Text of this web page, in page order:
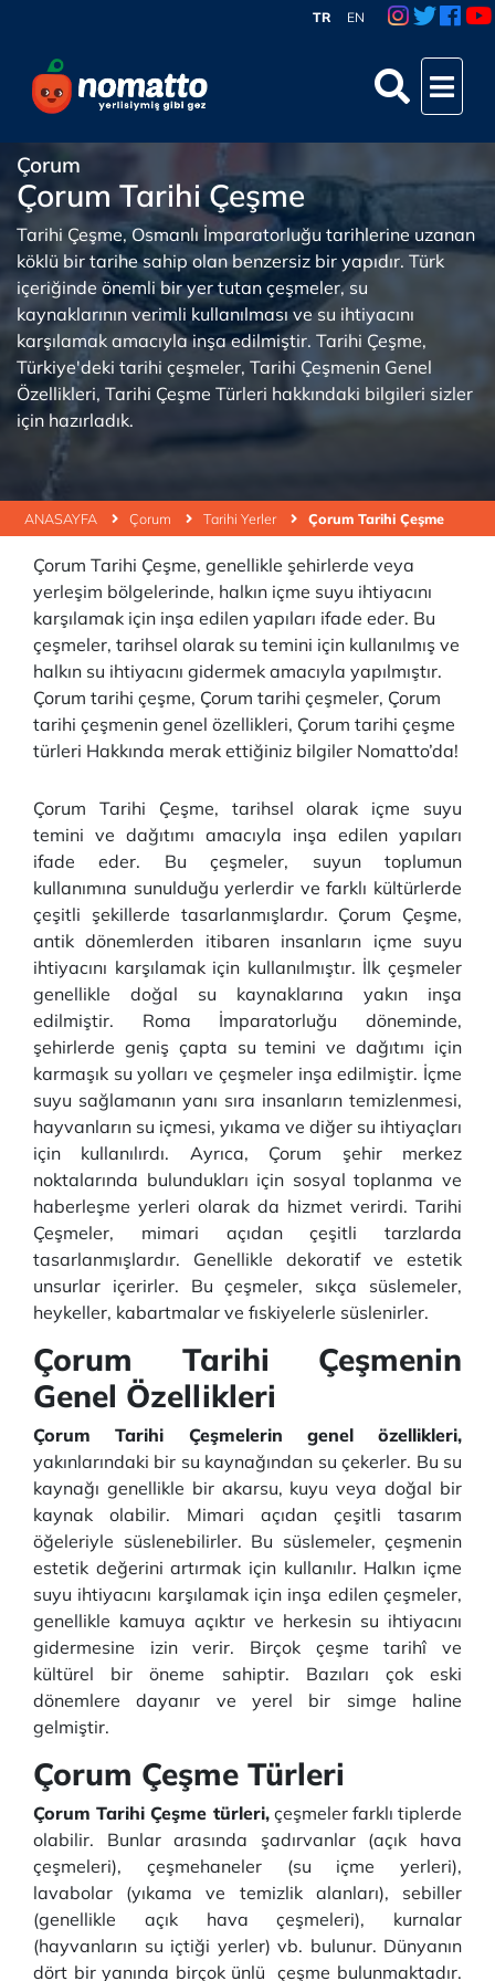
TR EN
ANASAYFA Çorum Tarihi Yerler Çorum Tarihi Çeşme
Çorum
Çorum Tarihi Çeşme
Tarihi Çeşme, Osmanlı İmparatorluğu tarihlerine uzanan
köklü bir tarihe sahip olan benzersiz bir yapıdır. Türk
içeriğinde önemli bir yer tutan çeşmeler, su
kaynaklarının verimli kullanılması ve su ihtiyacını
karşılamak amacıyla inşa edilmiştir. Tarihi Çeşme,
Türkiye'deki tarihi çeşmeler, Tarihi Çeşmenin Genel
Özellikleri, Tarihi Çeşme Türleri hakkındaki bilgileri sizler
için hazırladık.
Çorum Tarihi Çeşme, genellikle şehirlerde veya
yerleşim bölgelerinde, halkın içme suyu ihtiyacını
karşılamak için inşa edilen yapıları ifade eder. Bu
çeşmeler, tarihsel olarak su temini için kullanılmış ve
halkın su ihtiyacını gidermek amacıyla yapılmıştır.
Çorum tarihi çeşme, Çorum tarihi çeşmeler, Çorum
tarihi çeşmenin genel özellikleri, Çorum tarihi çeşme
türleri Hakkında merak ettiğiniz bilgiler Nomatto’da!
Çorum Tarihi Çeşme, tarihsel olarak içme suyu
temini ve dağıtımı amacıyla inşa edilen yapıları
ifade eder. Bu çeşmeler, suyun toplumun
kullanımına sunulduğu yerlerdir ve farklı kültürlerde
çeşitli şekillerde tasarlanmışlardır. Çorum Çeşme,
antik dönemlerden itibaren insanların içme suyu
ihtiyacını karşılamak için kullanılmıştır. İlk çeşmeler
genellikle doğal su kaynaklarına yakın inşa
edilmiştir. Roma İmparatorluğu döneminde,
şehirlerde geniş çapta su temini ve dağıtımı için
karmaşık su yolları ve çeşmeler inşa edilmiştir. İçme
suyu sağlamanın yanı sıra insanların temizlenmesi,
hayvanların su içmesi, yıkama ve diğer su ihtiyaçları
için kullanılırdı. Ayrıca, Çorum şehir merkez
noktalarında bulundukları için sosyal toplanma ve
haberleşme yerleri olarak da hizmet verirdi. Tarihi
Çeşmeler, mimari açıdan çeşitli tarzlarda
tasarlanmışlardır. Genellikle dekoratif ve estetik
unsurlar içerirler. Bu çeşmeler, sıkça süslemeler,
heykeller, kabartmalar ve fıskiyelerle süslenirler.
Çorum Tarihi Çeşmenin
Genel Özellikleri
Çorum Tarihi Çeşmelerin genel özellikleri,
yakınlarındaki bir su kaynağından su çekerler. Bu su
kaynağı genellikle bir akarsu, kuyu veya doğal bir
kaynak olabilir. Mimari açıdan çeşitli tasarım
öğeleriyle süslenebilirler. Bu süslemeler, çeşmenin
estetik değerini artırmak için kullanılır. Halkın içme
suyu ihtiyacını karşılamak için inşa edilen çeşmeler,
genellikle kamuya açıktır ve herkesin su ihtiyacını
gidermesine izin verir. Birçok çeşme tarihî ve
kültürel bir öneme sahiptir. Bazıları çok eski
dönemlere dayanır ve yerel bir simge haline
gelmiştir.
Çorum Çeşme Türleri
Çorum Tarihi Çeşme türleri,çeşmeler farklı tiplerde
olabilir. Bunlar arasında şadırvanlar (açık hava
çeşmeleri), çeşmehaneler (su içme yerleri),
lavabolar (yıkama ve temizlik alanları), sebiller
(genellikle açık hava çeşmeleri), kurnalar
(hayvanların su içtiği yerler) vb. bulunur. Dünyanın
dört bir yanında birçok ünlü çeşme bulunmaktadır.